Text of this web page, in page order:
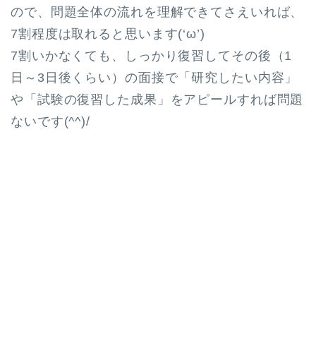
ので、問題全体の流れを理解できてさえいれば、
7割程度は取れると思います(‘ω’)
7割いかなくても、しっかり復習してその後（1
日～3日後くらい）の面接で「研究したい内容」
や「試験の復習した成果」をアピールすれば問題
ないです(^^)/